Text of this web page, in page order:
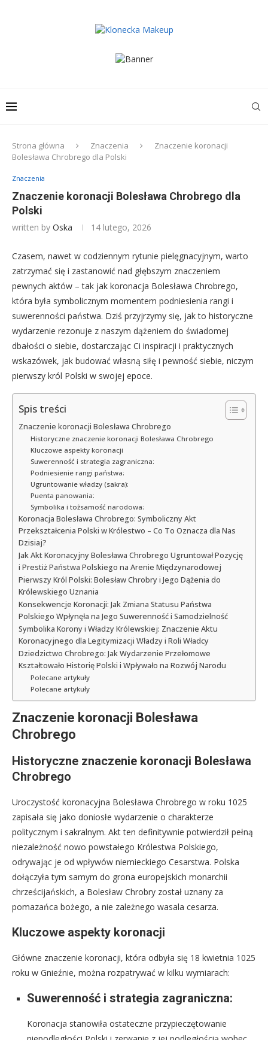
Strona główna Znaczenia
Znaczenie koronacji
Bolesława Chrobrego dla Polski
Znaczenia
Znaczenie koronacji Bolesława Chrobrego dla
Polski
written by Oska 14 lutego, 2026
Czasem, nawet w codziennym rytunie pielęgnacyjnym, warto
zatrzymać się i zastanowić nad głębszym znaczeniem
pewnych aktów – tak jak koronacja Bolesława Chrobrego,
która była symbolicznym momentem podniesienia rangi i
suwerenności państwa. Dziś przyjrzymy się, jak to historyczne
wydarzenie rezonuje z naszym dążeniem do świadomej
dbałości o siebie, dostarczając Ci inspiracji i praktycznych
wskazówek, jak budować własną siłę i pewność siebie, niczym
pierwszy król Polski w swojej epoce.
Spis treści
Znaczenie koronacji Bolesława Chrobrego
Historyczne znaczenie koronacji Bolesława Chrobrego
Kluczowe aspekty koronacji
Suwerenność i strategia zagraniczna:
Podniesienie rangi państwa:
Ugruntowanie władzy (sakra):
Puenta panowania:
Symbolika i tożsamość narodowa:
Koronacja Bolesława Chrobrego: Symboliczny Akt
Przekształcenia Polski w Królestwo – Co To Oznacza dla Nas
Dzisiaj?
Jak Akt Koronacyjny Bolesława Chrobrego Ugruntował Pozycję
i Prestiż Państwa Polskiego na Arenie Międzynarodowej
Pierwszy Król Polski: Bolesław Chrobry i Jego Dążenia do
Królewskiego Uznania
Konsekwencje Koronacji: Jak Zmiana Statusu Państwa
Polskiego Wpłynęła na Jego Suwerenność i Samodzielność
Symbolika Korony i Władzy Królewskiej: Znaczenie Aktu
Koronacyjnego dla Legitymizacji Władzy i Roli Władcy
Dziedzictwo Chrobrego: Jak Wydarzenie Przełomowe
Kształtowało Historię Polski i Wpływało na Rozwój Narodu
Polecane artykuły
Polecane artykuły
Znaczenie koronacji Bolesława
Chrobrego
Historyczne znaczenie koronacji Bolesława
Chrobrego
Uroczystość koronacyjna Bolesława Chrobrego w roku 1025
zapisała się jako doniosłe wydarzenie o charakterze
politycznym i sakralnym. Akt ten definitywnie potwierdził pełną
niezależność nowo powstałego Królestwa Polskiego,
odrywając je od wpływów niemieckiego Cesarstwa. Polska
dołączyła tym samym do grona europejskich monarchii
chrześcijańskich, a Bolesław Chrobry został uznany za
pomazańca bożego, a nie zależnego wasala cesarza.
Kluczowe aspekty koronacji
Główne znaczenie koronacji, która odbyła się 18 kwietnia 1025
roku w Gnieźnie, można rozpatrywać w kilku wymiarach:
Suwerenność i strategia zagraniczna:
Koronacja stanowiła ostateczne przypieczętowanie